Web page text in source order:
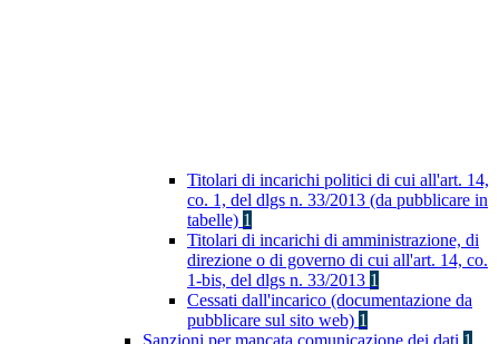
Titolari di incarichi politici di cui all'art. 14,
co. 1, del dlgs n. 33/2013 (da pubblicare in
tabelle) 1
Titolari di incarichi di amministrazione, di
direzione o di governo di cui all'art. 14, co.
1-bis, del dlgs n. 33/2013 1
Cessati dall'incarico (documentazione da
pubblicare sul sito web) 1